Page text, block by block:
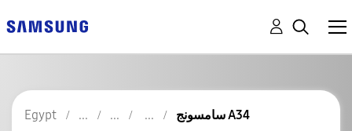
Egypt سامسونج A34